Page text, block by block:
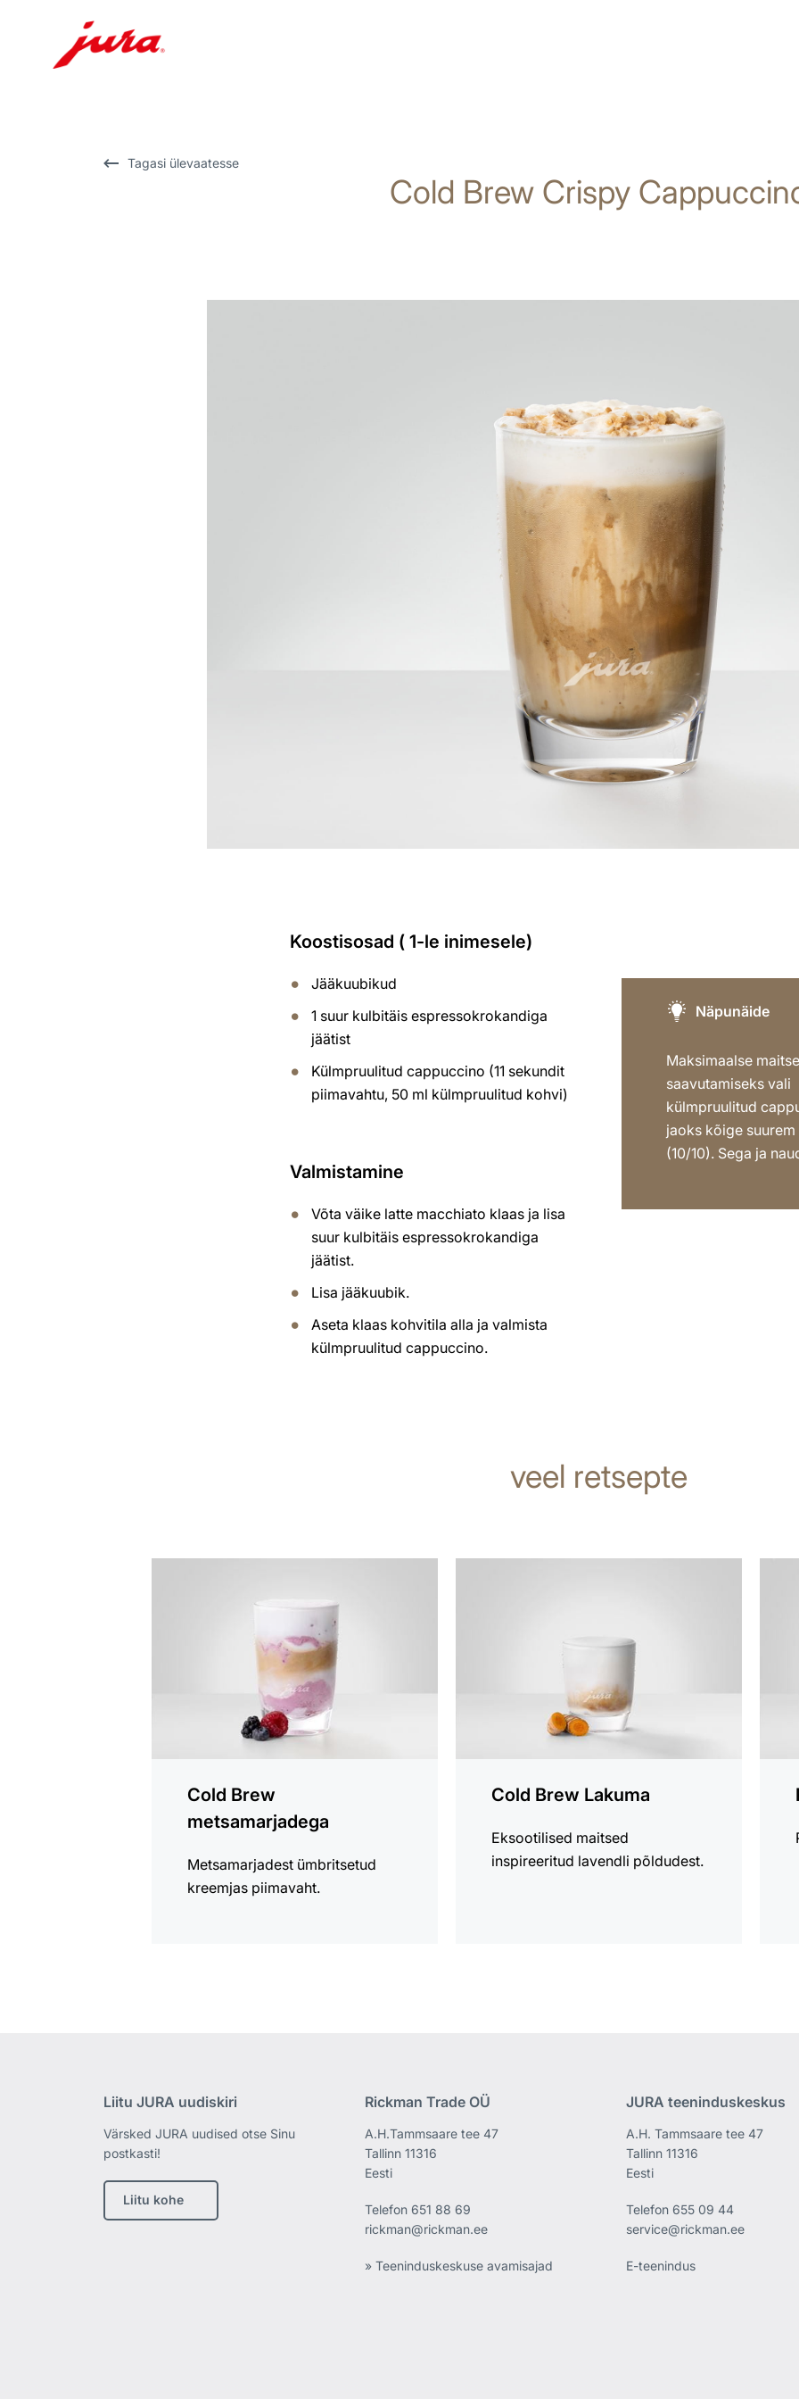
Tagasi ülevaatesse
Cold Brew Crispy
Koostisosad ( 1-le inimesele)
Jääkuubikud
1 suur kulbitäis espressokrokandiga
jäätist
Külmpruulitud cappuccino (11 sekundit
piimavahtu, 50 ml külmpruulitud kohvi)
Valmistamine
Võta väike latte macchiato klaas ja lisa
suur kulbitäis espressokrokandiga
jäätist.
Lisa jääkuubik.
Aseta klaas kohvitila alla ja valmista
külmpruulitud cappuccino.
Näpunäide
Maksimaalse maitse
saavutamiseks vali
külmpruulitud
jaoks kõige
(10/10). Sega ja
veel retsepte
Cold Brew
metsamarjadega
Metsamarjadest ümbritsetud
kreemjas piimavaht.
Cold Brew Lakuma
Eksootilised maitsed
inspireeritud lavendli põldudest.
Liitu JURA uudiskiri
Värsked JURA uudised otse Sinu
postkasti!
Liitu kohe
Rickman Trade OÜ
A.H.Tammsaare tee 47
Tallinn 11316
Eesti
Telefon651 88 69
rickman@rickman.ee
» Teeninduskeskuse avamisajad
JURA teeninduskeskus
A.H. Tammsaare tee 47
Tallinn 11316
Eesti
Telefon 655 09 44
service@rickman.ee
E-teenindus